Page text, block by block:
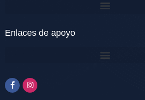
Enlaces de apoyo